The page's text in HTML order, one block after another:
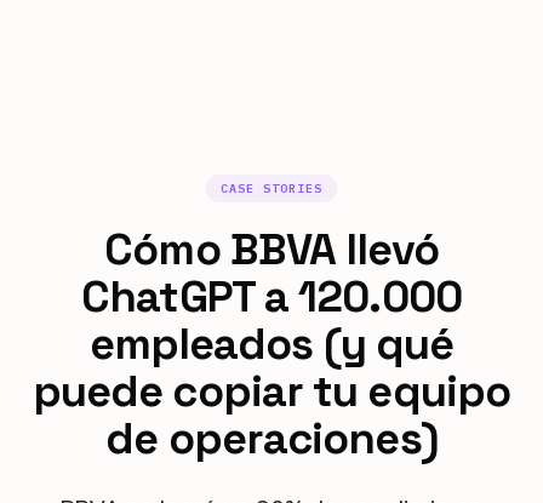
CASE STORIES
Cómo BBVA llevó
ChatGPT a 120.000
empleados (y qué
puede copiar tu equipo
de operaciones)